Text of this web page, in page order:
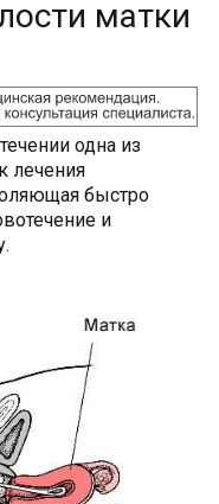
матки
одна из
лечения
быстро
и